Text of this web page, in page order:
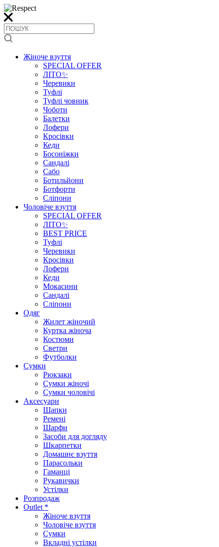
Жіноче взуття
SPECIAL OFFER
ЛІТО✨
Черевики
Туфлі
Туфлі човник
Чоботи
Балетки
Лофери
Кросівки
Кеди
Босоніжки
Сандалі
Сабо
Ботильйони
Ботфорти
Сліпони
Чоловіче взуття
SPECIAL OFFER
ЛІТО✨
BEST PRICE
Туфлі
Черевики
Кросівки
Лофери
Кеди
Мокасини
Сандалі
Сліпони
Одяг
Жилет жіночий
Куртка жіноча
Костюми
Светри
Футболки
Сумки
Рюкзаки
Сумки жіночі
Сумки чоловічі
Аксеcуари
Шапки
Ремені
Шарфи
Засоби для догляду
Шкарпетки
Домашнє взуття
Парасольки
Гаманці
Рукавички
Устілки
Розпродаж
Outlet *
Жіноче взуття
Чоловіче взуття
Сумки
Вкладні устілки